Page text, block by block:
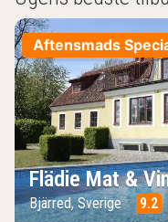
Aftensmads
Flädie Mat &
Bjärred, Sverige 9.2